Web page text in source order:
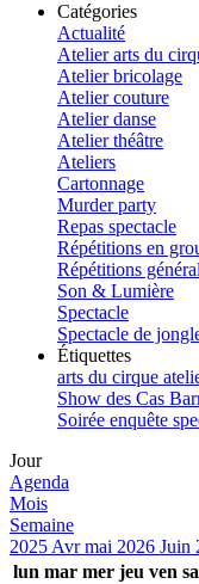
Catégories
Actualité
Atelier arts du
Atelier bricolage
Atelier couture
Atelier danse
Atelier théâtre
Ateliers
Cartonnage
Murder party
Repas spectacle
Répétitions en
Répétitions
Son & Lumière
Spectacle
Spectacle de
Étiquettes
arts du cirque
Show des Cas
Soirée enquête
Jour
Agenda
Mois
Semaine
2025 Avrmai 2026 Juin
lun mar mer jeu ven